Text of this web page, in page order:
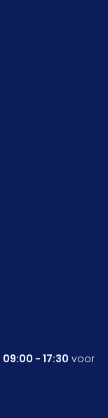
09:00 - 17:30 voor